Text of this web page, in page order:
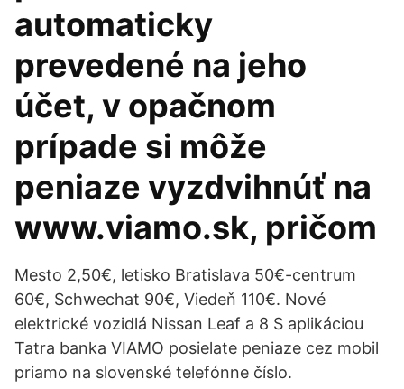
automaticky
prevedené na jeho
účet, v opačnom
prípade si môže
peniaze vyzdvihnúť na
www.viamo.sk, pričom
Mesto 2,50€, letisko Bratislava 50€-centrum
60€, Schwechat 90€, Viedeň 110€. Nové
elektrické vozidlá Nissan Leaf a 8 S aplikáciou
Tatra banka VIAMO posielate peniaze cez mobil
priamo na slovenské telefónne číslo.